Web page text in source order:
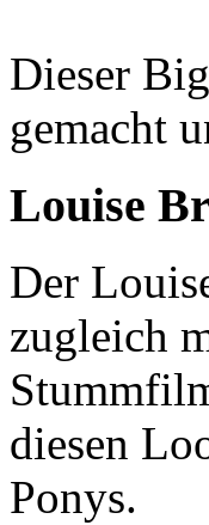
Dieser
gemacht
Louise
Der
zugleich
diesen
Ponys.